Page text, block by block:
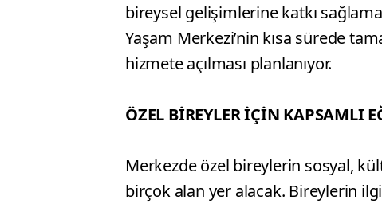
bireysel gelişimlerine katkı
Yaşam Merkezi’nin kısa sürede
hizmete açılması planlanıyor.
ÖZEL BİREYLER İÇİN KAPSAMLI
Merkezde özel bireylerin sosyal,
birçok alan yer alacak. Bireylerin